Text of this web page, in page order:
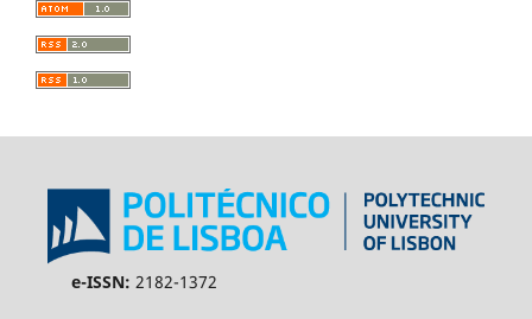
e-ISSN: 2182-1372